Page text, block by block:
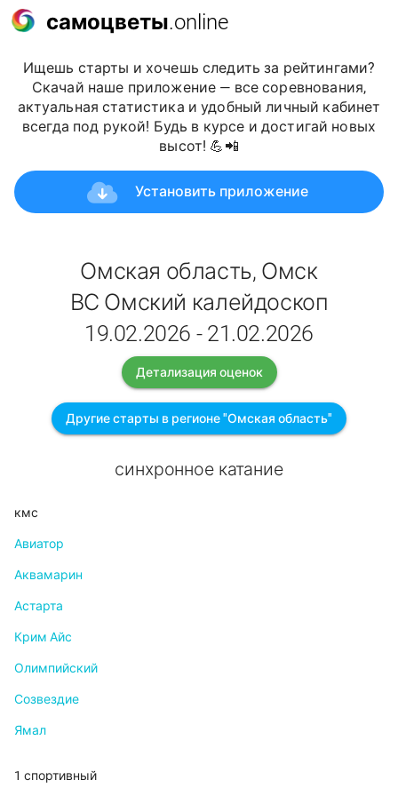
самоцветы.online
Ищешь старты и хочешь следить за рейтингами?
Скачай наше приложение — все соревнования,
актуальная статистика и удобный личный кабинет
всегда под рукой! Будь в курсе и достигай новых
высот! 💪📲
Установить приложение
Омская область, Омск
ВС Омский калейдоскоп
19.02.2026 - 21.02.2026
Детализация оценок
Другие старты в регионе "Омская область"
синхронное катание
кмс
Авиатор
Аквамарин
Астарта
Крим Айс
Олимпийский
Созвездие
Ямал
1 спортивный